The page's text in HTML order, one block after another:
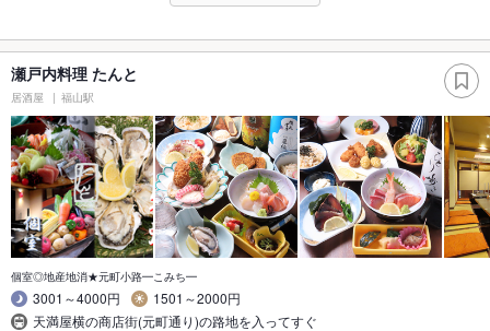
瀬戸内料理 たんと
居酒屋 福山駅
個室◎地産地消★元町小路━こみち━
3001～4000円
1501～2000円
天満屋横の商店街(元町通り)の路地を入ってすぐ